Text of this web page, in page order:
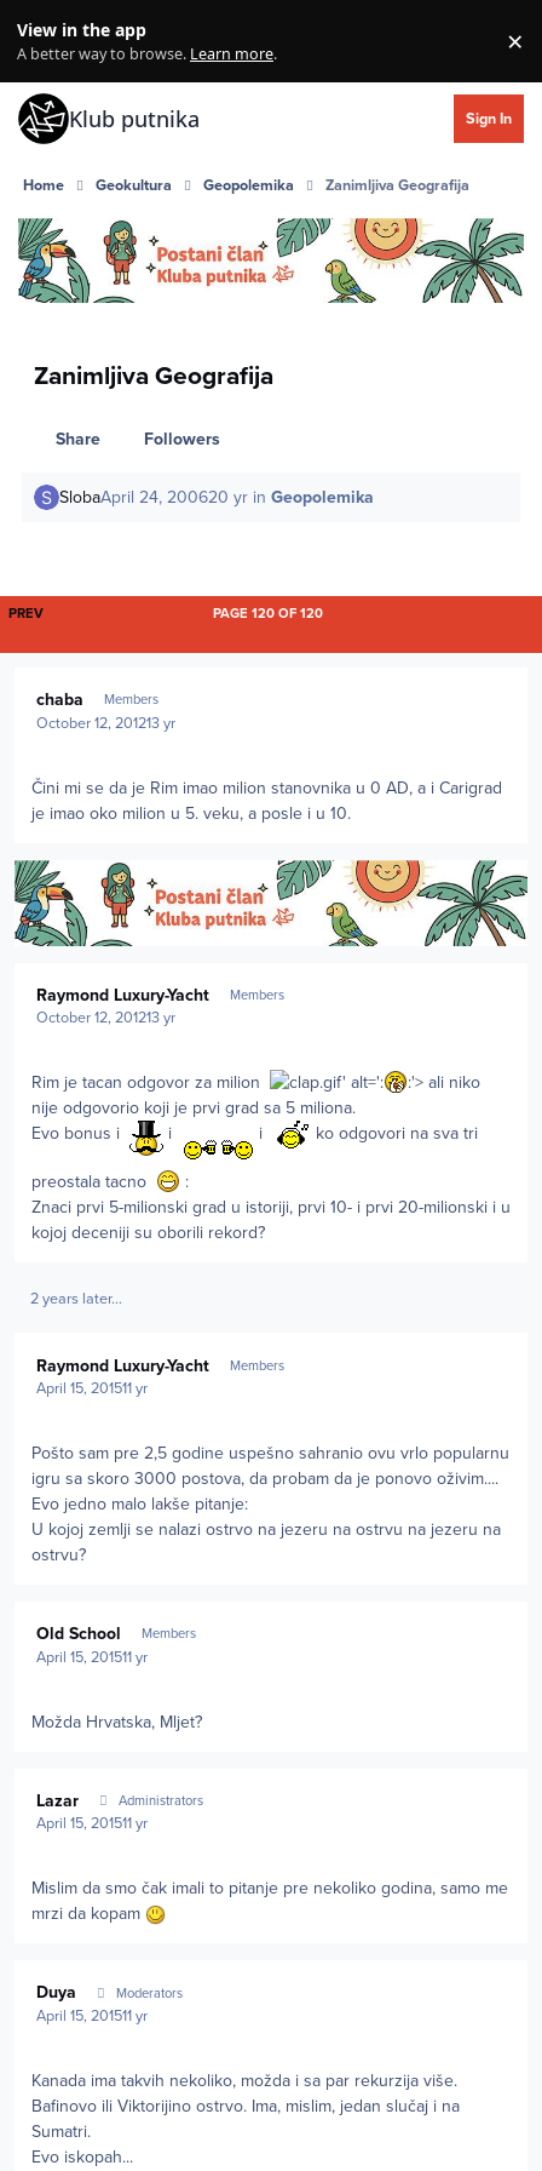
View in the app
A better way to browse. Learn more. ×
Klub putnika Sign In
Home Geokultura Geopolemika Zanimljiva Geografija
Zanimljiva Geografija
Share Followers
SlobaApril 24, 200620 yr inGeopolemika
FIRST PAGE
PREV PAGE 120 OF 120
chaba Members
October 12, 201213 yr
Čini mi se da je Rim imao milion stanovnika u 0 AD, a i Carigrad
je imao oko milion u 5. veku, a posle i u 10.
Raymond Luxury-Yacht Members
October 12, 201213 yr
Rim je tacan odgovor za milion .gif' alt=':
:'> ali niko
nije odgovorio koji je prvi grad sa 5 miliona.
Evo bonus i
i i ko odgovori na sva tri
preostala tacno
:
Znaci prvi 5-milionski grad u istoriji, prvi 10- i prvi 20-milionski i u
kojoj deceniji su oborili rekord?
2 years later...
Raymond Luxury-Yacht Members
April 15, 201511 yr
Pošto sam pre 2,5 godine uspešno sahranio ovu vrlo popularnu
igru sa skoro 3000 postova, da probam da je ponovo oživim....
Evo jedno malo lakše pitanje:
U kojoj zemlji se nalazi ostrvo na jezeru na ostrvu na jezeru na
ostrvu?
Old School Members
April 15, 201511 yr
Možda Hrvatska, Mljet?
Lazar Administrators
April 15, 201511 yr
Mislim da smo čak imali to pitanje pre nekoliko godina, samo me
mrzi da kopam
Duya Moderators
April 15, 201511 yr
Kanada ima takvih nekoliko, možda i sa par rekurzija više.
Bafinovo ili Viktorijino ostrvo. Ima, mislim, jedan slučaj i na
Sumatri.
Evo iskopah...